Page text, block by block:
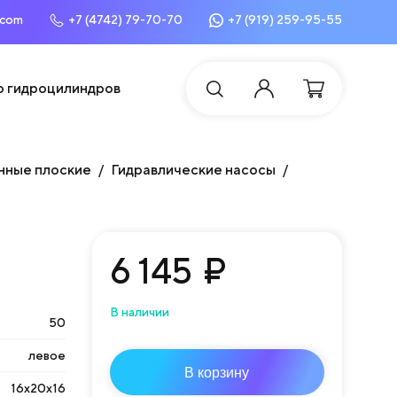
+7 (4742) 79-70-70 +7 (919) 259-95-55
гидроцилиндров
плоские Гидравлические насосы
50
левое
16х20х16
6 145 ₽
В наличии
В корзину